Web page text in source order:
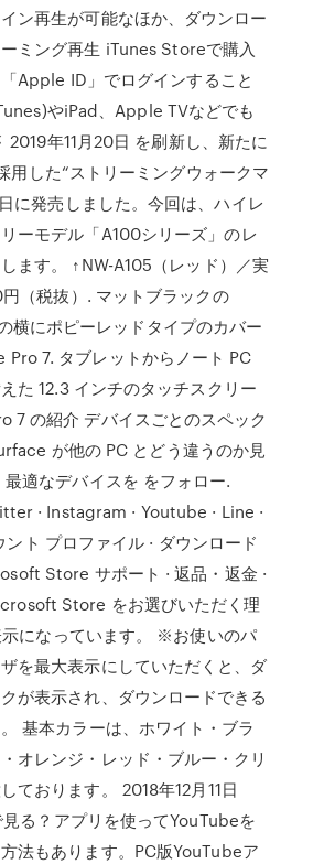
ン再生が可能なほか、ダウンロー
ミング再生 iTunes Storeで購入
Apple ID」でログインすること
やiPad、Apple TVなどでも
年11月20日 を刷新し、新たに
した“ストリーミングウォークマ
に発売しました。今回は、ハイレ
ーモデル「A100シリーズ」のレ
ます。 ↑NW-A105（レッド）／実
（税抜）. マットブラックの
横にポピーレッドタイプのカバー
Pro 7. タブレットからノート PC
た 12.3 インチのタッチスクリー
7 の紹介 デバイスごとのスペック
が他の PC とどう違うのか見
適なデバイスを をフォロー.
· Instagram · Youtube · Line ·
ト プロファイル · ダウンロード
Store サポート · 返品・返金 ·
Store をお選びいただく理
になっています。 ※お使いのパ
を最大表示にしていただくと、ダ
が表示され、ダウンロードできる
基本カラーは、ホワイト・ブラ
オレンジ・レッド・ブルー・クリ
ております。 2018年12月11日
る？アプリを使ってYouTubeを
法もあります。PC版YouTubeア